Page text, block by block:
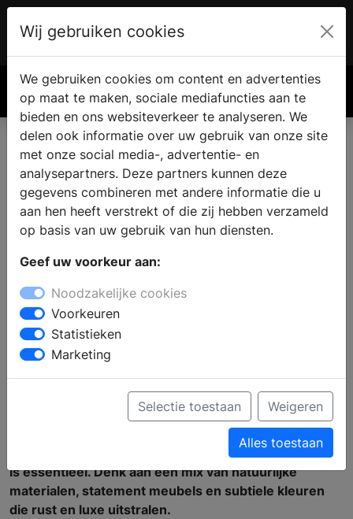
€ 0.00
Stylisten met de stijl - Modern design
Design in je interieur brengt stijl en rust
Een designinterieur draait om strakke lijnen,
hoogwaardige materialen en een minimalistische
uitstraling die toch warmte uitstraalt. Of je nu je
woonkamer, slaapkamer, badkamer of zelfs een hotel
wilt inrichten, de juiste balans tussen vorm en functie
is essentieel. Denk aan een mix van natuurlijke
materialen, statement meubels en subtiele kleuren
die rust en luxe uitstralen.
Wij gebruiken cookies
We gebruiken cookies om content en advertenties
op maat te maken, sociale mediafuncties aan te
bieden en ons websiteverkeer te analyseren. We
delen ook informatie over uw gebruik van onze site
met onze social media-, advertentie- en
analysepartners. Deze partners kunnen deze
gegevens combineren met andere informatie die u
aan hen heeft verstrekt of die zij hebben verzameld
op basis van uw gebruik van hun diensten.
Geef uw voorkeur aan:
Noodzakelijke cookies
Voorkeuren
Statistieken
Marketing
Selectie toestaan Weigeren
Alles toestaan